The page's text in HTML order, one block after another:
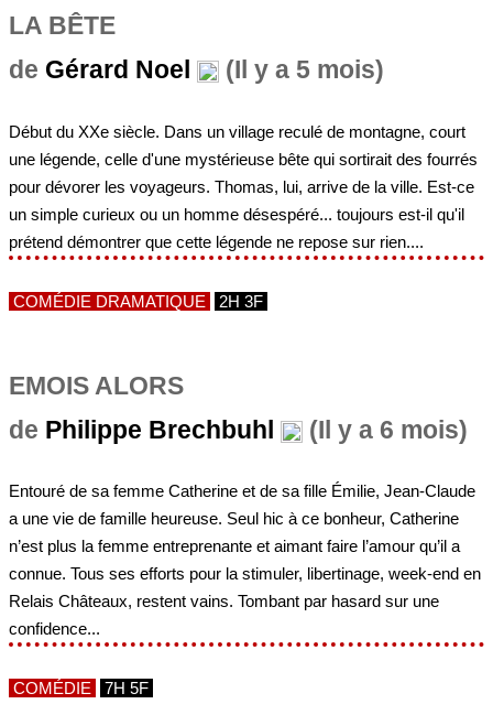
LA BÊTE
de Gérard Noel (Il y a 5 mois)
Début du XXe siècle. Dans un village reculé de montagne, court
une légende, celle d'une mystérieuse bête qui sortirait des fourrés
pour dévorer les voyageurs. Thomas, lui, arrive de la ville. Est-ce
un simple curieux ou un homme désespéré... toujours est-il qu'il
prétend démontrer que cette légende ne repose sur rien....
COMÉDIE DRAMATIQUE 2H 3F
EMOIS ALORS
de Philippe Brechbuhl (Il y a 6 mois)
Entouré de sa femme Catherine et de sa fille Émilie, Jean-Claude
a une vie de famille heureuse. Seul hic à ce bonheur, Catherine
n’est plus la femme entreprenante et aimant faire l’amour qu’il a
connue. Tous ses efforts pour la stimuler, libertinage, week-end en
Relais Châteaux, restent vains. Tombant par hasard sur une
confidence...
COMÉDIE 7H 5F